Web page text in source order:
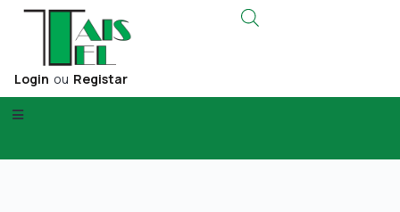
Login ou Registar